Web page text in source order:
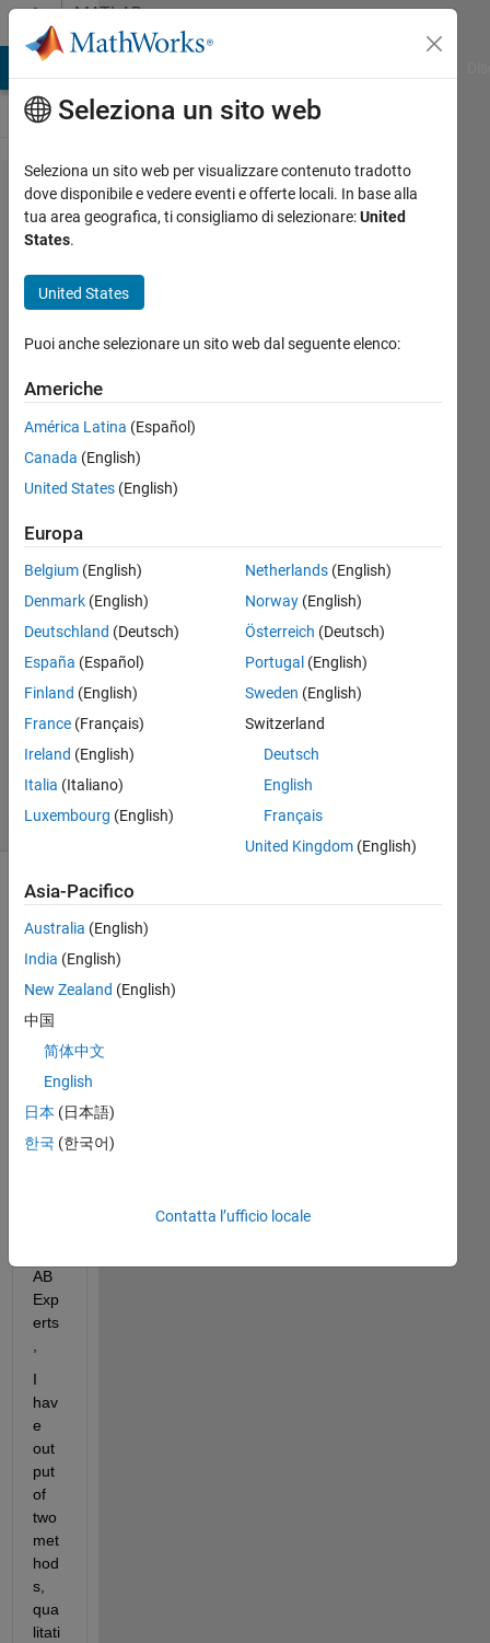
Vai al contenutoMATLAB
Answers
How to
Apply PSF
the
between
two
method?
Amjad
1 Ott
2022
1
Risposta
Risposta
accettata
Aggiornato
2 Ott 2022
Visualizzazioni
(30 giorni)
Method_VH.mat
Method_VV.mat
AB
Exp
erts
I
hav
e
out
put
of
two
met
hod
s,
qua
litati
Seleziona un sito web
Seleziona un sito web per visualizzare contenuto tradotto
dove disponibile e vedere eventi e offerte locali. In base alla
tua area geografica, ti consigliamo di selezionare:United
States.
United States
Puoi anche selezionare un sito web dal seguente elenco:
Americhe
América Latina (Español)
Canada (English)
United States (English)
Europa
Belgium (English)
Denmark (English)
Deutschland (Deutsch)
España (Español)
Finland (English)
France (Français)
Ireland (English)
Italia (Italiano)
Luxembourg (English)
Netherlands(English)
Norway(English)
Österreich (Deutsch)
Portugal (English)
Sweden (English)
Switzerland
Deutsch
English
Français
United Kingdom(English)
Asia-Pacifico
Australia (English)
India (English)
New Zealand (English)
中国
简体中文
English
日本 (日本語)
한국 (한국어)
Contatta l’ufficio locale